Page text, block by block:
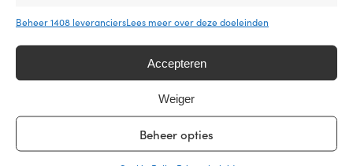
Beheer 1408 leveranciersLees meer over deze doeleinden
Accepteren
Weiger
Beheer opties
Adv.149,99€Oorspronkelijke
149,99 €.
129,99€Huidige
129,99 €.
209,99€